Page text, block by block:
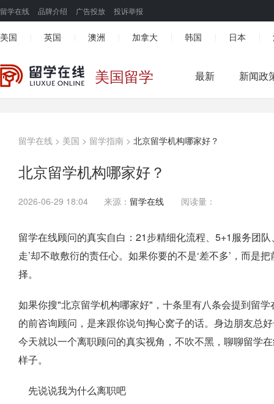
留学在线 品牌介绍 广告投放 投诉举报
美国 英国 澳洲 加拿大 韩国 日本
美国留学 最新 新闻政
留学在线 > 美国 > 留学指南 > 北京留学机构哪家好？
北京留学机构哪家好？
2026-06-29 18:04 来源： 留学在线 阅读量：
留学在线顾问的真实自白：21步精细化流程、5+1服务团
走’却不敢敷衍的责任心。如果你要的不是‘差不多’，而是
择。
如果你搜"北京留学机构哪家好"，十条里有八条会提到留
的前咨询顾问，是来跟你说句掏心窝子的话。身边朋友
今天就以一个离职顾问的真实视角，不吹不黑，聊聊留学
样子。
先说说我为什么离职吧